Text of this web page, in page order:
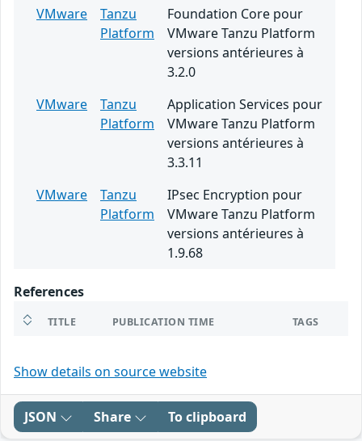
VMware
Tanzu
Platform
Foundation Core pour
VMware Tanzu Platform
versions antérieures à
3.2.0
VMware
Tanzu
Platform
Application Services pour
VMware Tanzu Platform
versions antérieures à
3.3.11
VMware
Tanzu
Platform
IPsec Encryption pour
VMware Tanzu Platform
versions antérieures à
1.9.68
References
TITLE PUBLICATION TIME TAGS
Show details on source website
JSON Share To clipboard